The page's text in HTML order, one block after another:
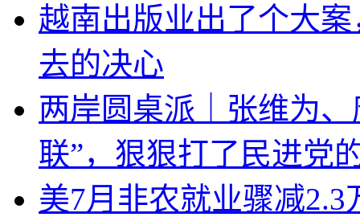
越南出版业出了个大
去的决心
两岸圆桌派｜张维为
联”，狠狠打了民进党
美7月非农就业骤减